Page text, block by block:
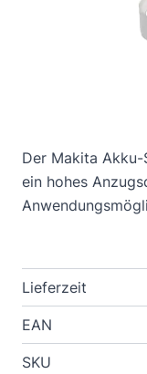
Der Makita Akku-
ein hohes
Lieferzeit
EAN
SKU